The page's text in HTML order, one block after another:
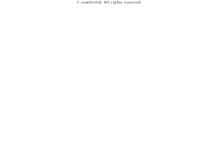
© comfortlab All rights reserved.